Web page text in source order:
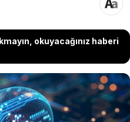
okuyacağınız haberi
yapay zeka sohbet
genelinde hızla artarken,
enerji tüketimi de